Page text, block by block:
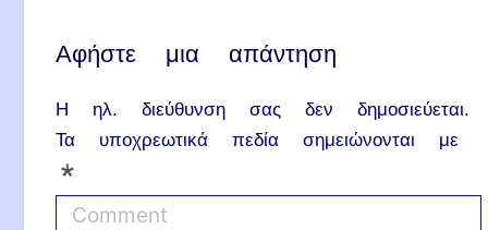
Αφήστε μια απάντηση
Η ηλ. διεύθυνση σας δεν δημοσιεύεται.
Τα υποχρεωτικά πεδία σημειώνονται με
*